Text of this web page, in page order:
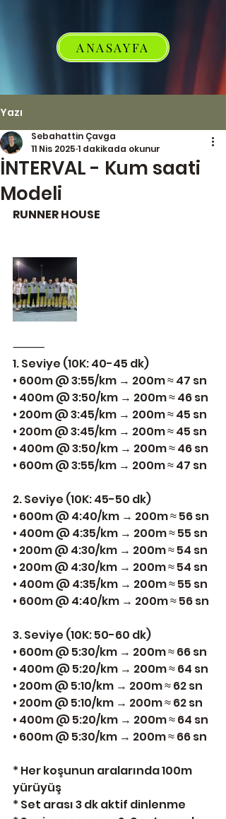
ANASAYFA
Yazı
İNTERVAL - Kum saati
Modeli
Sebahattin Çavga
11 Nis 2025 1 dakikada okunur
RUNNER HOUSE
⸻
1. Seviye (10K: 40-45 dk)
• 600m @ 3:55/km → 200m ≈ 47 sn
• 400m @ 3:50/km → 200m ≈ 46 sn
• 200m @ 3:45/km → 200m ≈ 45 sn
• 200m @ 3:45/km → 200m ≈ 45 sn
• 400m @ 3:50/km → 200m ≈ 46 sn
• 600m @ 3:55/km → 200m ≈ 47 sn
2. Seviye (10K: 45-50 dk)
• 600m @ 4:40/km → 200m ≈ 56 sn
• 400m @ 4:35/km → 200m ≈ 55 sn
• 200m @ 4:30/km → 200m ≈ 54 sn
• 200m @ 4:30/km → 200m ≈ 54 sn
• 400m @ 4:35/km → 200m ≈ 55 sn
• 600m @ 4:40/km → 200m ≈ 56 sn
3. Seviye (10K: 50-60 dk)
• 600m @ 5:30/km → 200m ≈ 66 sn
• 400m @ 5:20/km → 200m ≈ 64 sn
• 200m @ 5:10/km → 200m ≈ 62 sn
• 200m @ 5:10/km → 200m ≈ 62 sn
• 400m @ 5:20/km → 200m ≈ 64 sn
• 600m @ 5:30/km → 200m ≈ 66 sn
* Her koşunun aralarında 100m
yürüyüş
* Set arası 3 dk aktif dinlenme